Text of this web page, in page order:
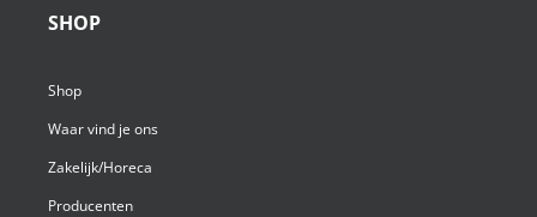
SHOP
Shop
Waar vind je ons
Zakelijk/Horeca
Producenten